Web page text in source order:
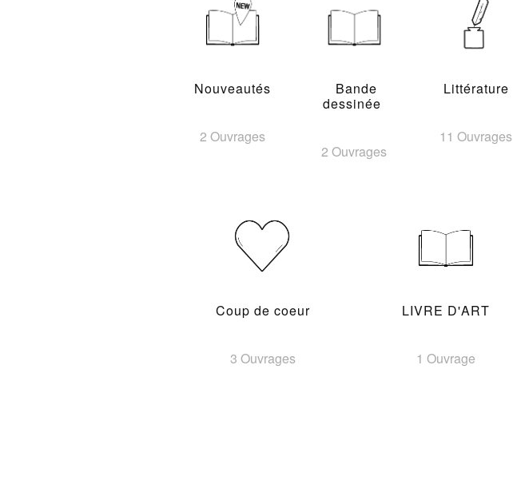
Nouveautés
2 Ouvrages
Bande
dessinée
2 Ouvrages
Littérature
11 Ouvrages
Coup de coeur
3 Ouvrages
LIVRE D'ART
1 Ouvrage